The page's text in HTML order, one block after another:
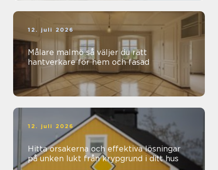
12. juli 2026
Målare malmö så väljer du rätt
hantverkare för hem och fasad
12. juli 2026
Hitta orsakerna och effektiva lösningar
på unken lukt från krypgrund i ditt hus